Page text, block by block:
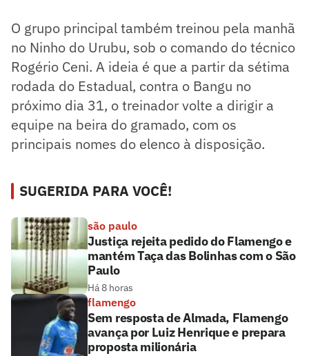
O grupo principal também treinou pela manhã
no Ninho do Urubu, sob o comando do técnico
Rogério Ceni. A ideia é que a partir da sétima
rodada do Estadual, contra o Bangu no
próximo dia 31, o treinador volte a dirigir a
equipe na beira do gramado, com os
principais nomes do elenco à disposição.
SUGERIDA PARA VOCÊ!
são paulo
Justiça rejeita pedido do Flamengo e
mantém Taça das Bolinhas com o São
Paulo
Há 8 horas
flamengo
Sem resposta de Almada, Flamengo
avança por Luiz Henrique e prepara
proposta milionária